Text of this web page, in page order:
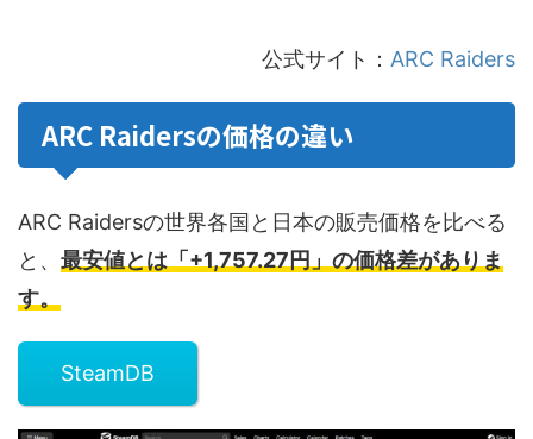
公式サイト： ARC Raiders
ARC Raidersの価格の違い
ARC Raidersの世界各国と日本の販売価格を比べる
と、 最安値とは「+1,757.27円」の価格差がありま
す。
SteamDB